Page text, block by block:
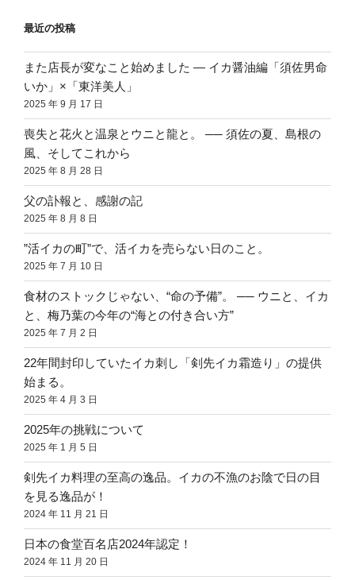
最近の投稿
また店長が変なこと始めました ― イカ醤油編「須佐男命
いか」×「東洋美人」
2025 年 9 月 17 日
喪失と花火と温泉とウニと龍と。 ── 須佐の夏、島根の
風、そしてこれから
2025 年 8 月 28 日
父の訃報と、感謝の記
2025 年 8 月 8 日
”活イカの町”で、活イカを売らない日のこと。
2025 年 7 月 10 日
食材のストックじゃない、“命の予備”。 ── ウニと、イカ
と、梅乃葉の今年の“海との付き合い方”
2025 年 7 月 2 日
22年間封印していたイカ刺し「剣先イカ霜造り」の提供
始まる。
2025 年 4 月 3 日
2025年の挑戦について
2025 年 1 月 5 日
剣先イカ料理の至高の逸品。イカの不漁のお陰で日の目
を見る逸品が！
2024 年 11 月 21 日
日本の食堂百名店2024年認定！
2024 年 11 月 20 日